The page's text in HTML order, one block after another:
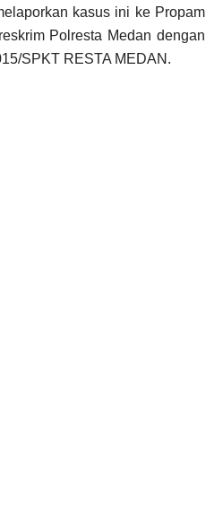
kasus ini ke Propam
Polresta Medan dengan
SPKT RESTA MEDAN.